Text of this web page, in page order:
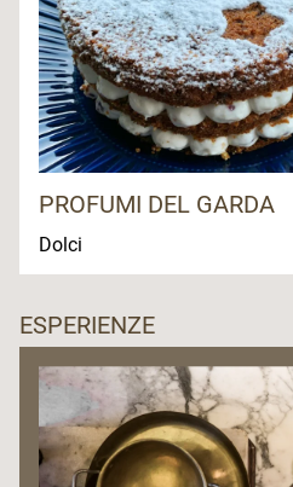
PROFUMI DEL GARDA
Dolci
ESPERIENZE